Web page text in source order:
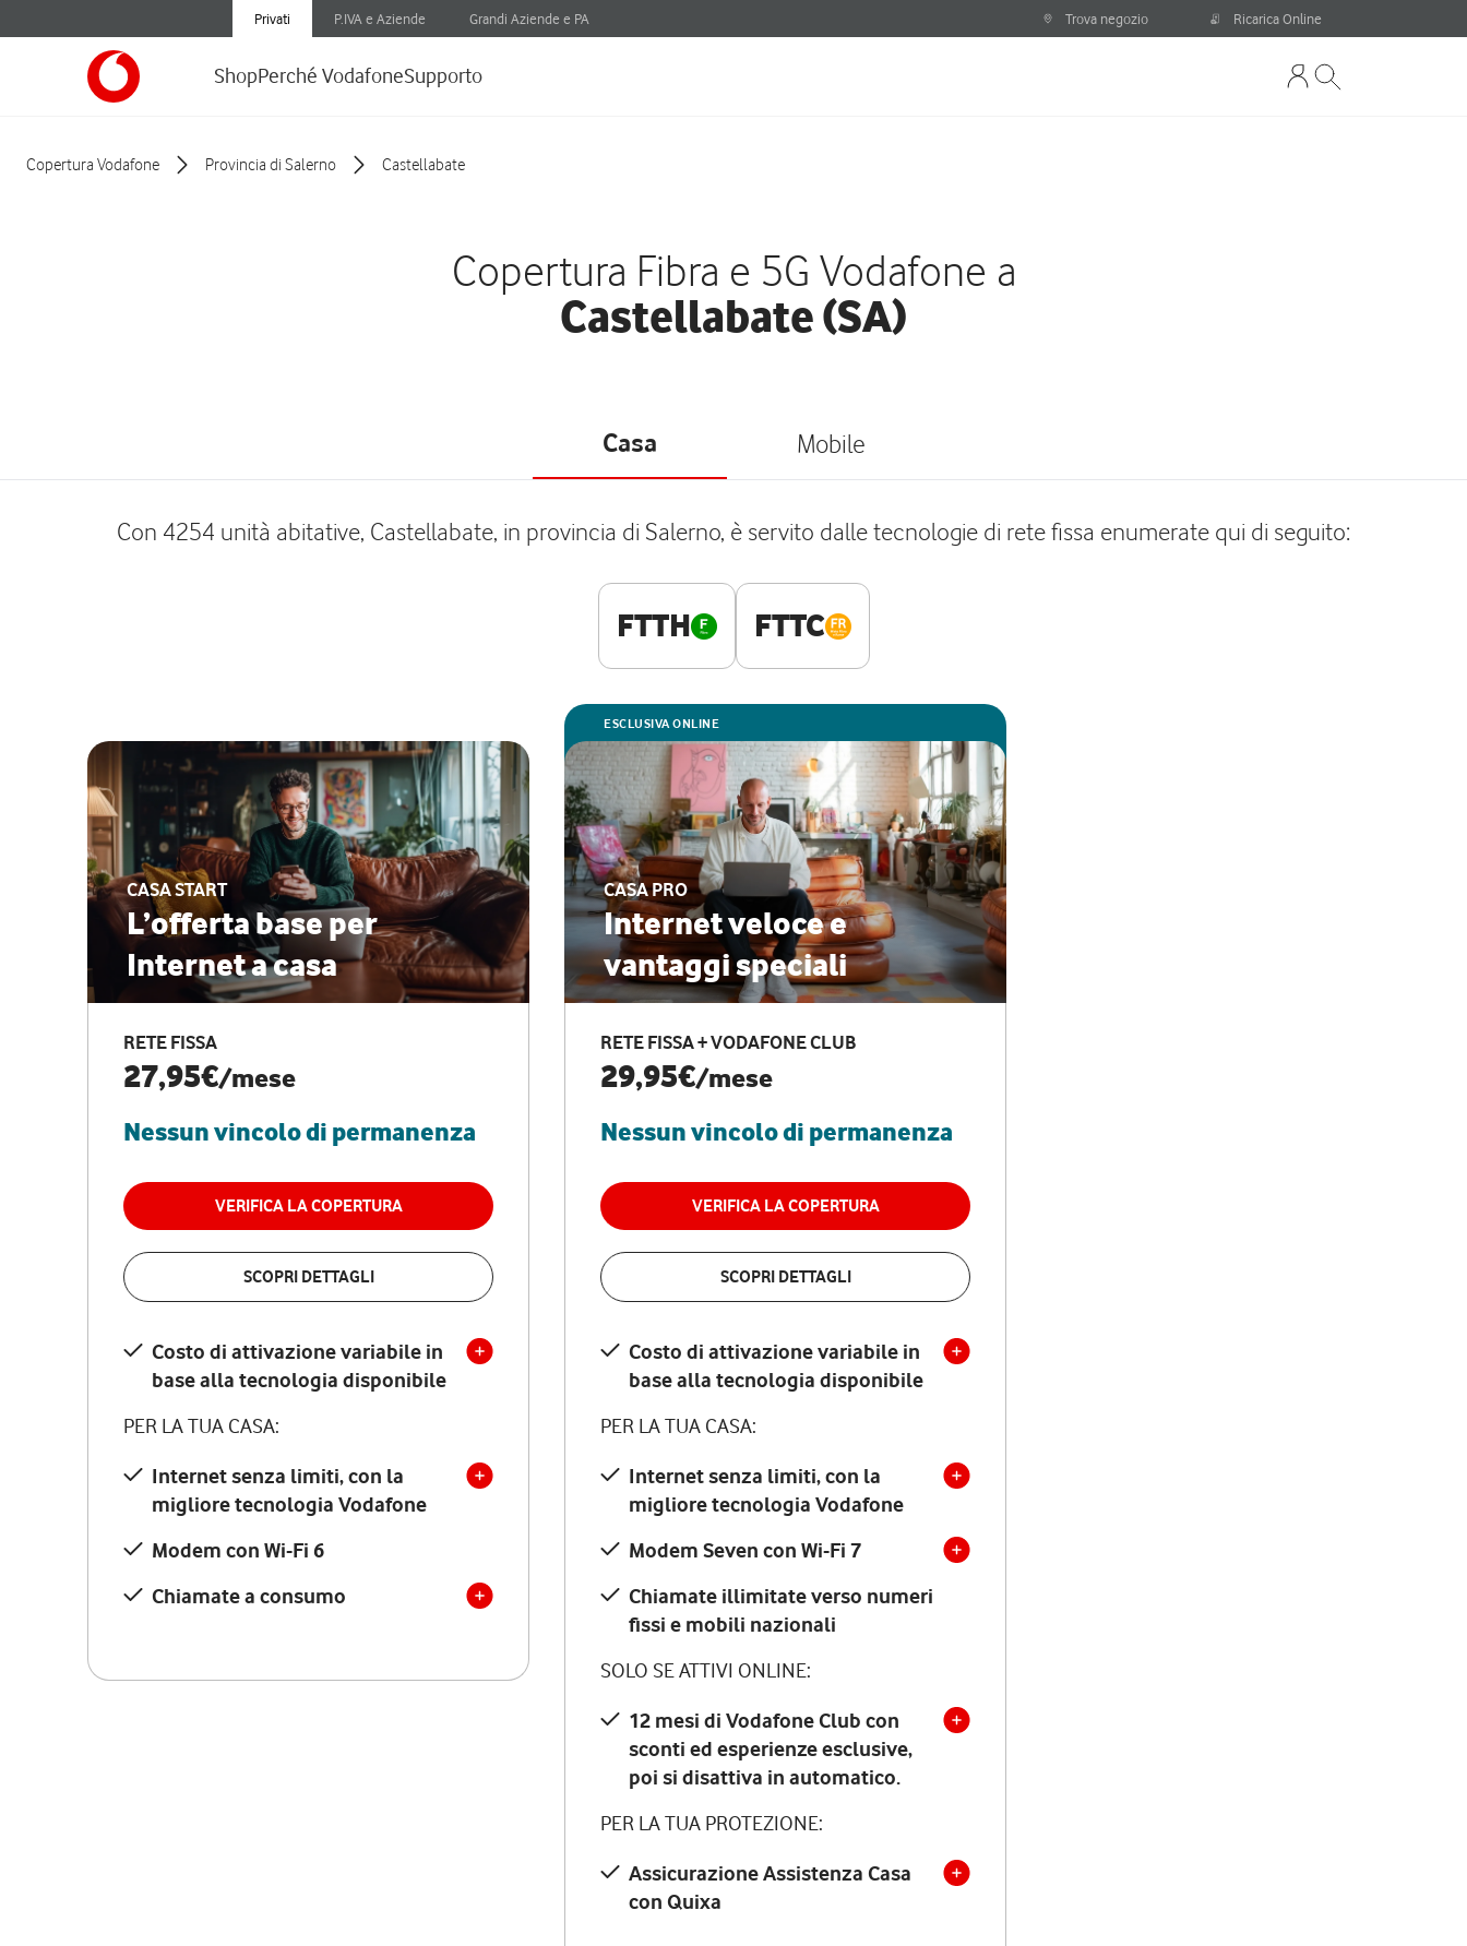
Privati P.IVA e Aziende Grandi Aziende e PA Trova negozio Ricarica Online
ShopPerché VodafoneSupporto
Copertura Vodafone Provincia di Salerno Castellabate
Copertura Fibra e 5G Vodafone a
Castellabate (SA)
Casa Mobile
Con 4254 unità abitative, Castellabate, in provincia di Salerno, è servito dalle tecnologie di rete fissa enumerate qui di seguito:
FTTH FTTC
CASA START
L’offerta base per
Internet a casa
RETE FISSA
27,95€/mese
Nessun vincolo di permanenza
VERIFICA LA COPERTURA
SCOPRI DETTAGLI
Costo di attivazione variabile in
base alla tecnologia disponibile
PER LA TUA CASA:
Internet senza limiti, con la
migliore tecnologia Vodafone
Modem con Wi-Fi 6
Chiamate a consumo
ESCLUSIVA ONLINE
CASA PRO
Internet veloce e
vantaggi speciali
RETE FISSA + VODAFONE CLUB
29,95€/mese
Nessun vincolo di permanenza
VERIFICA LA COPERTURA
SCOPRI DETTAGLI
Costo di attivazione variabile in
base alla tecnologia disponibile
PER LA TUA CASA:
Internet senza limiti, con la
migliore tecnologia Vodafone
Modem Seven con Wi-Fi 7
Chiamate illimitate verso numeri
fissi e mobili nazionali
SOLO SE ATTIVI ONLINE:
12 mesi di Vodafone Club con
sconti ed esperienze esclusive,
poi si disattiva in automatico.
PER LA TUA PROTEZIONE:
Assicurazione Assistenza Casa
con Quixa